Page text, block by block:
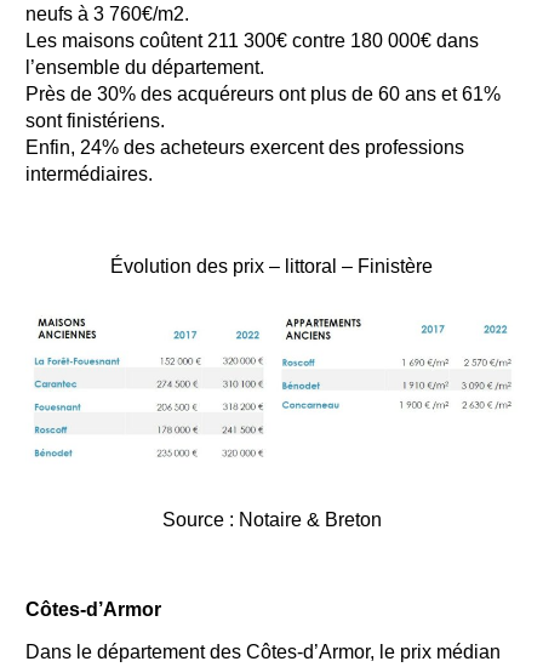
neufs à 3 760€/m2.
Les maisons coûtent 211 300€ contre 180 000€ dans
l’ensemble du département.
Près de 30% des acquéreurs ont plus de 60 ans et 61%
sont finistériens.
Enfin, 24% des acheteurs exercent des professions
intermédiaires.
Évolution des prix – littoral – Finistère
Source : Notaire & Breton
Côtes-d’Armor
Dans le département des Côtes-d’Armor, le prix médian